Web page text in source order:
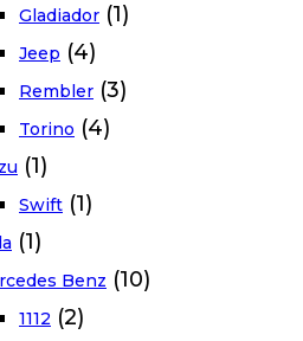
Gladiador (1)
Jeep (4)
Rembler (3)
Torino (4)
(1)
Swift (1)
(1)
Benz (10)
1112 (2)